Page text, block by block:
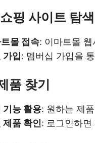
핑 사이트 탐색
몰 접속: 이마트몰
가입: 멤버십 가입을
품 찾기
기능 활용: 원하는 제
제품 확인: 로그인하